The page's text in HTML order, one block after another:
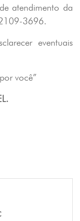
atendimento da
3696.
eventuais
você”